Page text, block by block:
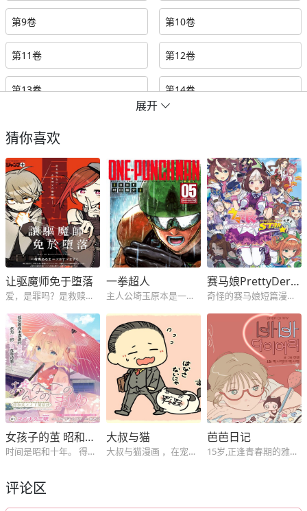
第9卷 第10卷
第11卷 第12卷
第13卷 第14卷
第17卷 极01 记忆之桥
极02 剑门关的考验 特别篇
极03 智慧、行动及证据 极04 刻舟求剑
极05 在云雾中闪耀的光芒 极06 父亲的轮廓
极07 玛琉的影子 极08 未知的路标
极09踏上旅程的食谱 极10 龙眠之城
极11 秉持升龙之心 极12 肉包姊妹
极13 魔性奔流 极14 献给天空的料理
极15 危险中的“妙计” 极16 穿越时空的竹笋
极19 无底的“漆黑”料理
展开
猜你喜欢
让驱魔师免于堕落
爱，是罪吗？是救赎吗？这是在圣战中悄然萌生的爱与希望的故事——。
一拳超人
主人公埼玉原本是一名整日奔波于求职的普通人。3年前的一天偶然遇到了要对淘气少年下杀手的异变螃蟹人后，回忆起年少年时“想要成为英雄”的梦想，最终拼尽全力救下了淘气少年。之后通过拼命锻炼，埼玉终于脱胎换骨获得了最强的力量，但同时失去了头发成了光头。在独自做了一段时间英雄后，正式加入英雄协会，与众多英雄一
赛马娘PrettyDerby短篇漫画集
奇怪的赛马娘短篇漫画合集。
女孩子的茧 昭和式女仆闲话抄
时间是昭和十年。 得知父母不幸的消息，耀一郎从留学地英国回到了横须贺的老家。 迎接他的是一位名叫“茧”的蓝眼睛小女孩。 为了继承和久井家户主的他，他独自留在了宅邸里 他是他的专属佣人——。 一始是讨厌茧的燿一郎，却对勤快照顾自己的她打心扉，不知不觉两个人——。
大叔与猫
大叔与猫漫画 ，在宠物店卖剩下的一只成猫，价格一天天下降，人们看都不想看它一眼。一个男性出现在已经放弃了的猫面前，说... 『是我自己想要的。』 这是讲述一只想要被别人爱著的猫和大叔的，温暖人心的日常的故事。
芭芭日记
15岁,正逢青春期的雅恩。对身为10年知己竹马的东宇疯狂心动。“这是我的心之所向，我也不知道怎么回事！”这是发生在芭芭中学的，快乐又复杂的孩子们之间的故事。
评论区